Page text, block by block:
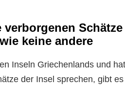
verborgenen
keine andere
Inseln Griechenlands und
der Insel sprechen, gibt